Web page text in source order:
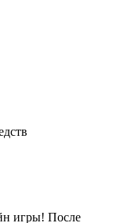
игры! После